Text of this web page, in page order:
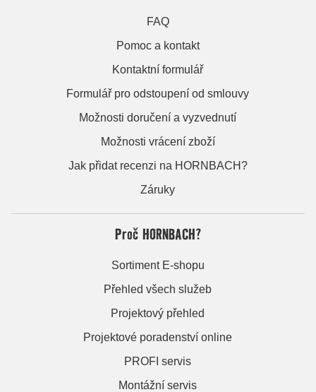
FAQ
Pomoc a kontakt
Kontaktní formulář
Formulář pro odstoupení od smlouvy
Možnosti doručení a vyzvednutí
Možnosti vrácení zboží
Jak přidat recenzi na HORNBACH?
Záruky
Proč HORNBACH?
Sortiment E-shopu
Přehled všech služeb
Projektový přehled
Projektové poradenství online
PROFI servis
Montážní servis